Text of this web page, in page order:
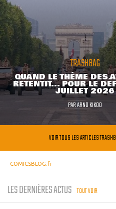
TRASHBAG
QUAND LE THÈME DES
RETENTIT... POUR LE
JUILLET 2026
PARARNO KIKOO
VOIR TOUS LES ARTICLES
COMICSBLOG.fr
LES DERNIÈRES ACTUS TOUT VOIR